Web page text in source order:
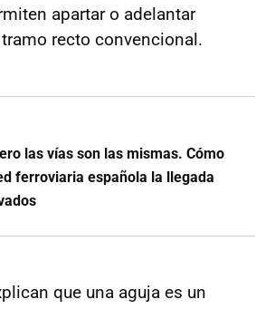
apartar o adelantar
recto convencional.
las vías son las mismas. Cómo
ferroviaria española la llegada
que una aguja es un